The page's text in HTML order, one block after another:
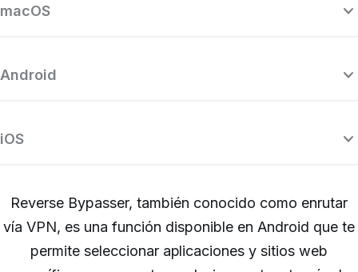
macOS
Android
iOS
Reverse Bypasser, también conocido como enrutar
vía VPN, es una función disponible en Android que te
permite seleccionar aplicaciones y sitios web